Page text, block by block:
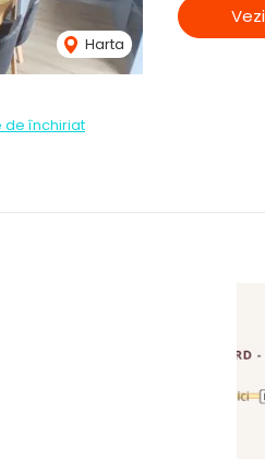
Harta
de închiriat